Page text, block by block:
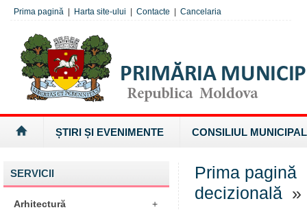
Prima pagină Harta site-ului Contacte Cancelaria
ȘTIRI ȘI EVENIMENTE CONSILIUL MUNICIPAL
SERVICII
Arhitectură +
Prima pagină
decizională »